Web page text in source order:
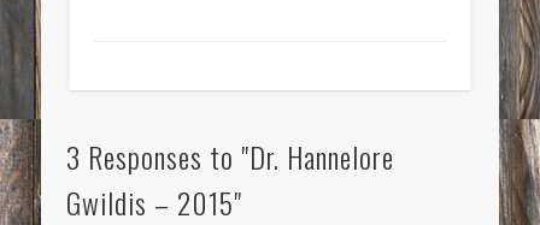
3 Responses to "Dr. Hannelore
Gwildis – 2015"